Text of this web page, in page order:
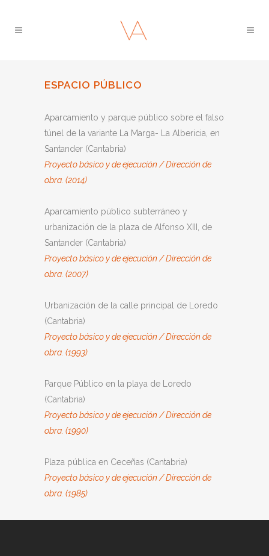
ESPACIO PÚBLICO
Aparcamiento y parque público sobre el falso
túnel de la variante La Marga- La Albericia, en
Santander (Cantabria)
Proyecto básico y de ejecución / Dirección de
obra. (2014)
Aparcamiento público subterráneo y
urbanización de la plaza de Alfonso XIII, de
Santander (Cantabria)
Proyecto básico y de ejecución / Dirección de
obra. (2007)
Urbanización de la calle principal de Loredo
(Cantabria)
Proyecto básico y de ejecución / Dirección de
obra. (1993)
Parque Público en la playa de Loredo
(Cantabria)
Proyecto básico y de ejecución / Dirección de
obra. (1990)
Plaza pública en Ceceñas (Cantabria)
Proyecto básico y de ejecución / Dirección de
obra. (1985)